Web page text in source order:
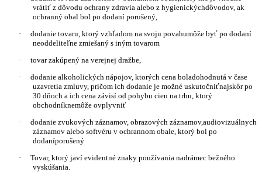
vrátiť z dôvodu ochrany zdravia alebo z hygienickýchdôvodov, ak
ochranný obal bol po dodaní porušený,
·
dodanie tovaru, ktorý vzhľadom na svoju povahumôže byť po dodaní
neoddeliteľne zmiešaný s iným tovarom
·
tovar zakúpený na verejnej dražbe,
·
dodanie alkoholických nápojov, ktorých cena boladohodnutá v čase
uzavretia zmluvy, pričom ich dodanie je možné uskutočniťnajskôr po
30 dňoch a ich cena závisí od pohybu cien na trhu, ktorý
obchodníknemôže ovplyvniť
·
dodanie zvukových záznamov, obrazových záznamov,audiovizuálnych
záznamov alebo softvéru v ochrannom obale, ktorý bol po
dodaníporušený
·
Tovar, ktorý javí evidentné znaky používania nadrámec bežného
vyskúšania.